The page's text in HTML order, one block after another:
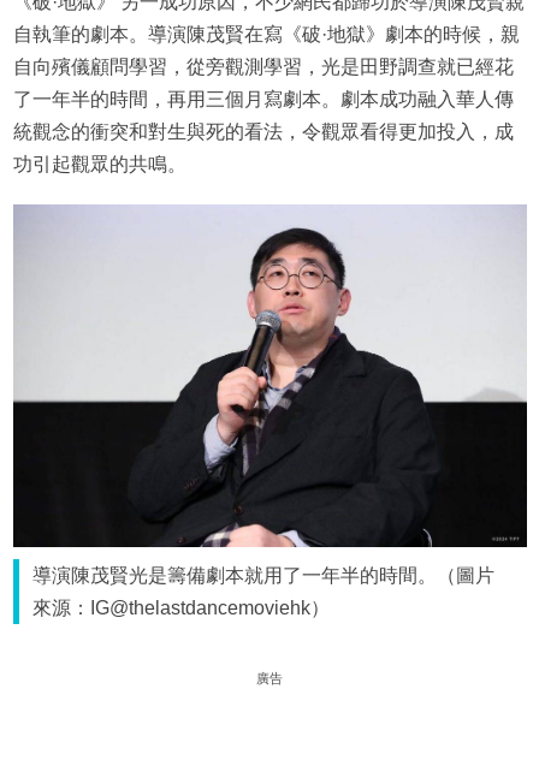
自執筆的劇本。導演陳茂賢在寫《破·地獄》劇本的時候，親
自向殯儀顧問學習，從旁觀測學習，光是田野調查就已經花
了一年半的時間，再用三個月寫劇本。劇本成功融入華人傳
統觀念的衝突和對生與死的看法，令觀眾看得更加投入，成
功引起觀眾的共鳴。
導演陳茂賢光是籌備劇本就用了一年半的時間。（圖片
來源：IG@thelastdancemoviehk）
廣告